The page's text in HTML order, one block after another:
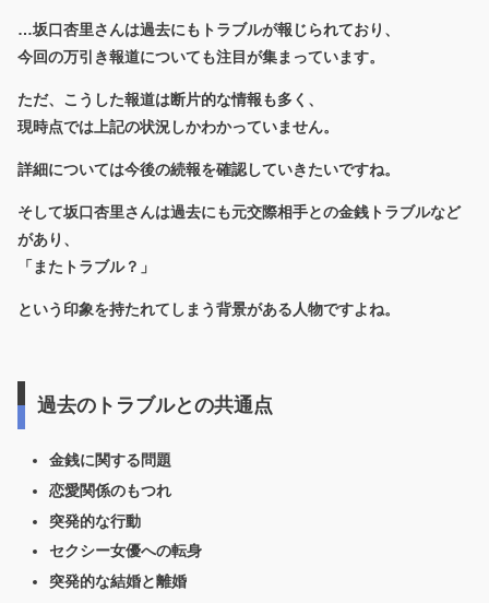
…坂口杏里さんは過去にもトラブルが報じられており、
今回の万引き報道についても注目が集まっています。
ただ、こうした報道は断片的な情報も多く、
現時点では上記の状況しかわかっていません。
詳細については今後の続報を確認していきたいですね。
そして坂口杏里さんは過去にも元交際相手との金銭トラブルなど
があり、
「またトラブル？」
という印象を持たれてしまう背景がある人物ですよね。
過去のトラブルとの共通点
金銭に関する問題
恋愛関係のもつれ
突発的な行動
セクシー女優への転身
突発的な結婚と離婚